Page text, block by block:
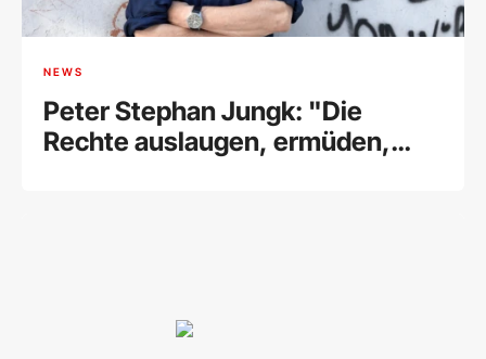
NEWS
Peter Stephan Jungk: "Die
Rechte auslaugen, ermüden,